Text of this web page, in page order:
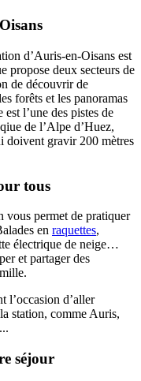
d’Auris-en-Oisans est
propose deux secteurs de
de découvrir de
forêts et les panoramas
l’une des pistes de
de l’Alpe d’Huez,
doivent gravir 200 mètres
tous
vous permet de pratiquer
en raquettes,
électrique de neige…
et partager des
l’occasion d’aller
station, comme Auris,
séjour